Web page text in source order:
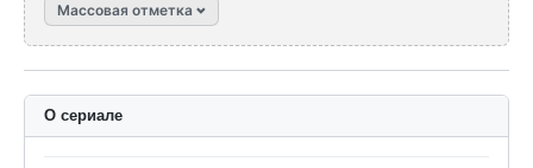
Массовая отметка
О сериале